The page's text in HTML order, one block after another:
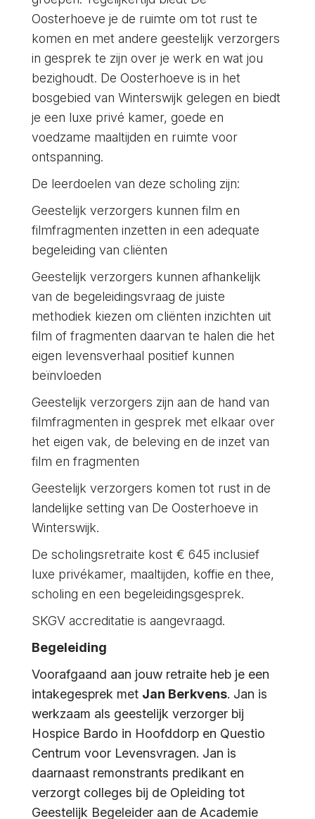
Oosterhoeve je de ruimte om tot rust te
komen en met andere geestelijk verzorgers
in gesprek te zijn over je werk en wat jou
bezighoudt. De Oosterhoeve is in het
bosgebied van Winterswijk gelegen en biedt
je een luxe privé kamer, goede en
voedzame maaltijden en ruimte voor
ontspanning.
De leerdoelen van deze scholing zijn:
Geestelijk verzorgers kunnen film en
filmfragmenten inzetten in een adequate
begeleiding van cliënten
Geestelijk verzorgers kunnen afhankelijk
van de begeleidingsvraag de juiste
methodiek kiezen om cliënten inzichten uit
film of fragmenten daarvan te halen die het
eigen levensverhaal positief kunnen
beïnvloeden
Geestelijk verzorgers zijn aan de hand van
filmfragmenten in gesprek met elkaar over
het eigen vak, de beleving en de inzet van
film en fragmenten
Geestelijk verzorgers komen tot rust in de
landelijke setting van De Oosterhoeve in
Winterswijk.
De scholingsretraite kost € 645 inclusief
luxe privékamer, maaltijden, koffie en thee,
scholing en een begeleidingsgesprek.
SKGV accreditatie is aangevraagd.
Begeleiding
Voorafgaand aan jouw retraite heb je een
intakegesprek met Jan Berkvens. Jan is
werkzaam als geestelijk verzorger bij
Hospice Bardo in Hoofddorp en Questio
Centrum voor Levensvragen. Jan is
daarnaast remonstrants predikant en
verzorgt colleges bij de Opleiding tot
Geestelijk Begeleider aan de Academie